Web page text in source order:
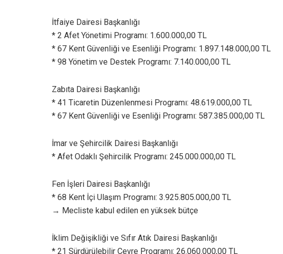
İtfaiye Dairesi Başkanlığı
* 2 Afet Yönetimi Programı: 1.600.000,00 TL
* 67 Kent Güvenliği ve Esenliği Programı: 1.897.148.000,00 TL
* 98 Yönetim ve Destek Programı: 7.140.000,00 TL
Zabıta Dairesi Başkanlığı
* 41 Ticaretin Düzenlenmesi Programı: 48.619.000,00 TL
* 67 Kent Güvenliği ve Esenliği Programı: 587.385.000,00 TL
İmar ve Şehircilik Dairesi Başkanlığı
* Afet Odaklı Şehircilik Programı: 245.000.000,00 TL
Fen İşleri Dairesi Başkanlığı
* 68 Kent İçi Ulaşım Programı: 3.925.805.000,00 TL
→ Mecliste kabul edilen en yüksek bütçe
İklim Değişikliği ve Sıfır Atık Dairesi Başkanlığı
* 21 Sürdürülebilir Çevre Programı: 26.060.000,00 TL